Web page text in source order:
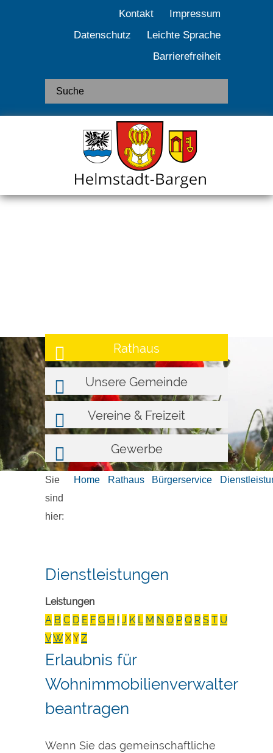
Kontakt
Impressum
Datenschutz
Leichte Sprache
Barrierefreiheit
Rathaus
Unsere Gemeinde
Vereine & Freizeit
Gewerbe
Sie
sind
hier:
Home Rathaus Bürgerservice
Dienstleistungen
Leistungen
A B C D E F G H I J K L M N O P Q R S T U
VW XY Z
Erlaubnis für
Wohnimmobilienverwalter
beantragen
Wenn Sie das gemeinschaftliche